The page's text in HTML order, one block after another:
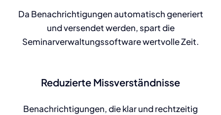
Da Benachrichtigungen automatisch generiert
und versendet werden, spart die
Seminarverwaltungssoftware wertvolle Zeit.
Reduzierte Missverständnisse
Benachrichtigungen, die klar und rechtzeitig